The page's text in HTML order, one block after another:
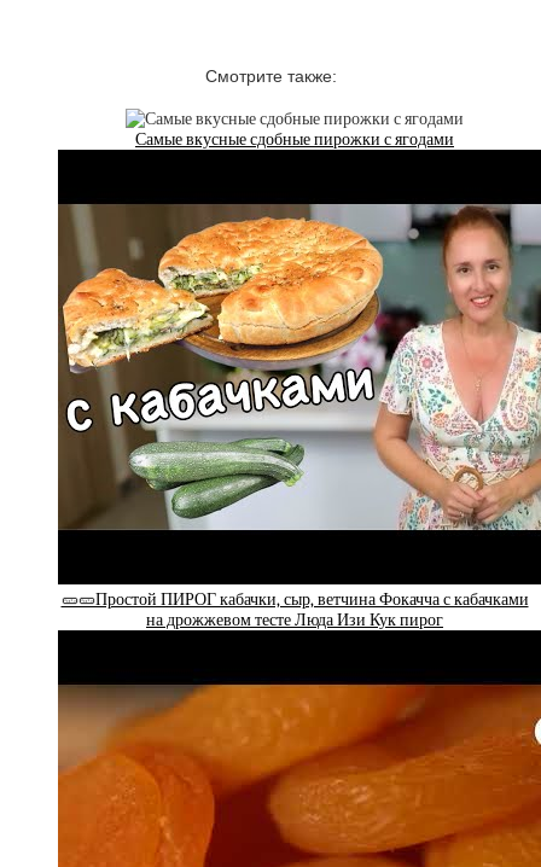
Смотрите также:
Самые вкусные сдобные пирожки с ягодами
🥒🥒Простой ПИРОГ кабачки, сыр, ветчина Фокачча с кабачками
на дрожжевом тесте Люда Изи Кук пирог